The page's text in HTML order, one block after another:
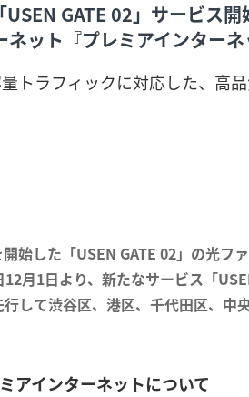
「USEN GATE 02」サービス
ネット『プレミアインター
トラフィックに対応した、高
始した「USEN GATE 02」の光フ
月1日より、新たなサービス「
して渋谷区、港区、千代田区、中
アインターネットについて